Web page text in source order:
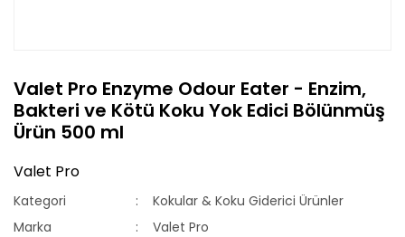
Valet Pro Enzyme Odour Eater - Enzim,
Bakteri ve Kötü Koku Yok Edici Bölünmüş
Ürün 500 ml
Valet Pro
Kategori
Kokular & Koku Giderici Ürünler
Marka
Valet Pro